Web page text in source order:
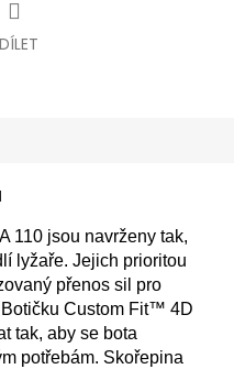
110 jsou navrženy tak,
lyžaře. Jejich prioritou
přenos sil pro
Custom Fit™ 4D
tak, aby se bota
potřebám. Skořepina